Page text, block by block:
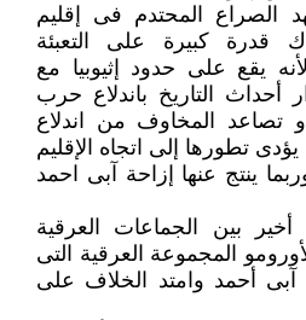
الصراع المحتدم فى إقليم
قدرة كبيرة على التعبئة
يقع على حدود إثيوبيا مع
أحداث التاريخ باندلاع حرب
تصاعد المخاوف من اندلاع
تطورها إلى اتجاه الإقليم
ينتج عنها إزاحة آبى احمد
بين الجماعات العرقية
المجموعة العرقية التى
آبى أحمد وامتد الخلاف على